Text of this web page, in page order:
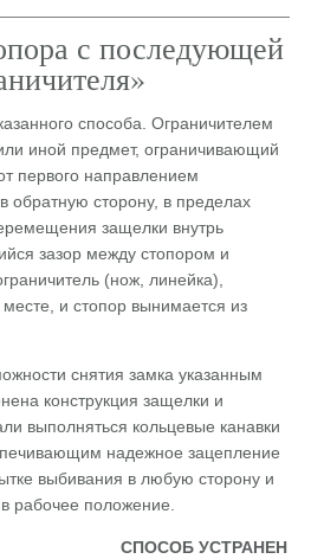
с последующей
способа. Ограничителем
иной предмет, ограничивающий
первого направлением
сторону, в пределах
защелки внутрь
зазор между стопором и
(нож, линейка),
и стопор вынимается из
снятия замка указанным
конструкция защелки и
выполняться кольцевые канавки
надежное зацепление
выбивания в любую сторону и
рабочее положение.
СПОСОБ УСТРАНЕН